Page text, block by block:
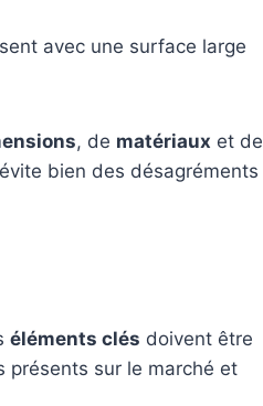
avec une surface large
, de matériaux et de
bien des désagréments
éléments clés doivent être
présents sur le marché et